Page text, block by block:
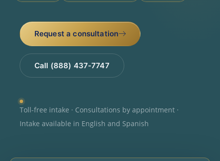
Request a consultation
Call (888) 437-7747
Toll-free intake · Consultations by appointment ·
Intake available in English and Spanish